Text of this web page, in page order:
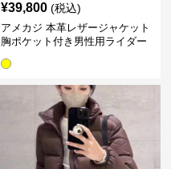
¥39,800 (税込)
アメカジ 本革レザージャケット
胸ポケット付き男性用ライダー